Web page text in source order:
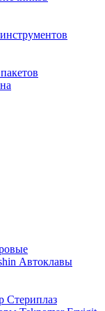
Автоклавы
Стериплаз